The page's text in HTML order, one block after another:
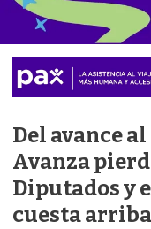
Del avance
Avanza
Diputados y
cuesta arriba